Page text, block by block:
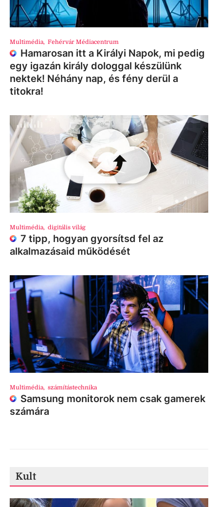
Multimédia, Fehérvár Médiacentrum
Hamarosan itt a Királyi Napok, mi pedig
egy igazán király dologgal készülünk
nektek! Néhány nap, és fény derül a
titokra!
Multimédia, digitális világ
7 tipp, hogyan gyorsítsd fel az
alkalmazásaid működését
Multimédia, számítástechnika
Samsung monitorok nem csak gamerek
számára
Kult